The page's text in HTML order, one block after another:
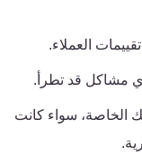
العملاء.
مشاكل قد تطرأ.
الخاصة، سواء كانت